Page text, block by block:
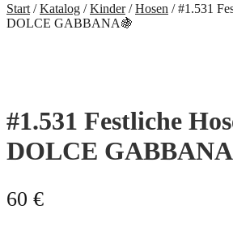
Start /Katalog /Kinder/Hosen /#1.531
DOLCE GABBANA🍇
#1.531 Festliche
DOLCE
60 €